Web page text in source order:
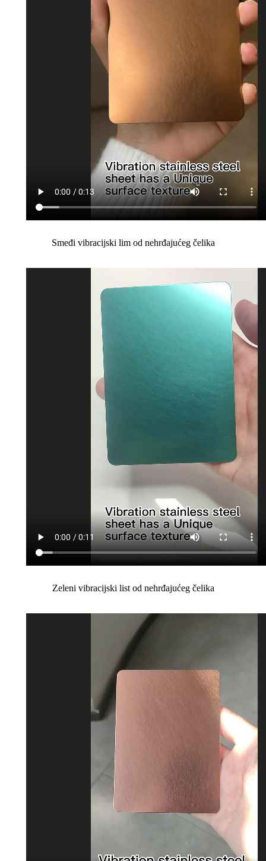
Smeđi vibracijski lim od nehrđajućeg čelika
Zeleni vibracijski list od nehrđajućeg čelika